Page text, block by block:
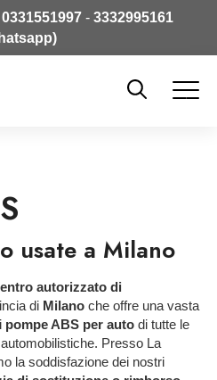
0331551997- 3332995161
usate a Milano
autorizzato di
di Milano che offre una vasta
pompe ABS per auto di tutte le
Presso La
la soddisfazione dei nostri